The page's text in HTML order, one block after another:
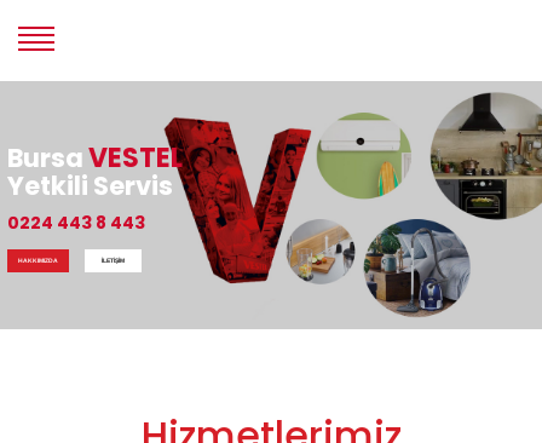
BursaVESTEL
Yetkili Servis
0224 443 8 443
HAKKIMIZDA İLETİŞİM